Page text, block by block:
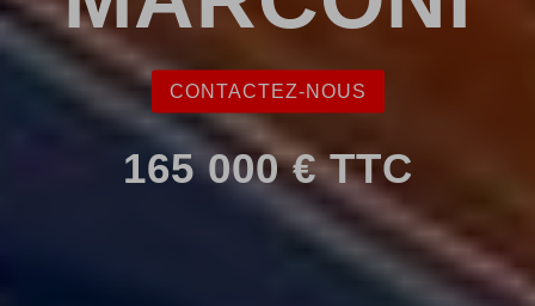
CONTACTEZ-NOUS
165 000 € TTC